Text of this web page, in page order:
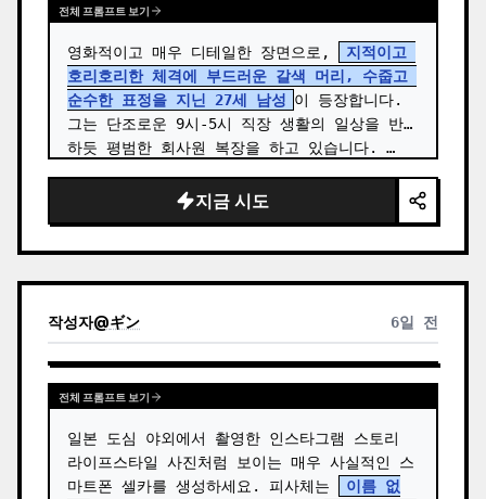
전체 프롬프트 보기
영화적이고 매우 디테일한 장면으로,
지적이고
호리호리한 체격에 부드러운 갈색 머리, 수줍고
순수한 표정을 지닌 27세 남성 이 등장합니다.
그는 단조로운 9시-5시 직장 생활의 일상을 반영
하듯 평범한 회사원 복장을 하고 있습니다. …
지금 시도
작성자@ギン 6일 전
전체 프롬프트 보기
일본 도심 야외에서 촬영한 인스타그램 스토리
라이프스타일 사진처럼 보이는 매우 사실적인 스
마트폰 셀카를 생성하세요. 피사체는
이름 없